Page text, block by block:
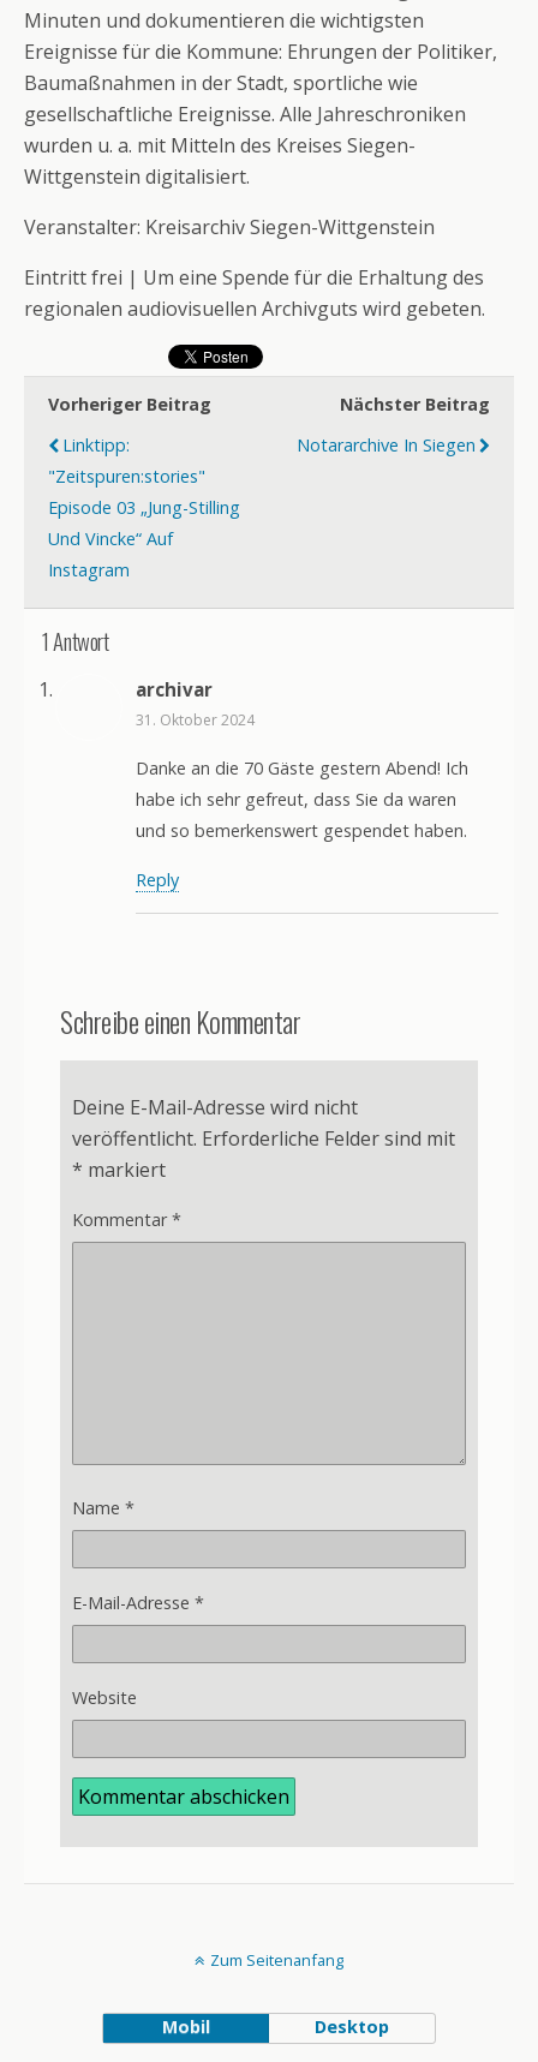
Minuten und dokumentieren die wichtigsten
Ereignisse für die Kommune: Ehrungen der Politiker,
Baumaßnahmen in der Stadt, sportliche wie
gesellschaftliche Ereignisse. Alle Jahreschroniken
wurden u. a. mit Mitteln des Kreises Siegen-
Wittgenstein digitalisiert.
Veranstalter: Kreisarchiv Siegen-Wittgenstein
Eintritt frei | Um eine Spende für die Erhaltung des
regionalen audiovisuellen Archivguts wird gebeten.
Vorheriger Beitrag
Linktipp:
"zeitspuren:stories"
Episode 03 „Jung-Stilling
Und Vincke“ Auf
Instagram
Nächster Beitrag
Notararchive In Siegen
1 Antwort
archivar
31. Oktober 2024
Danke an die 70 Gäste gestern Abend! Ich
habe ich sehr gefreut, dass Sie da waren
und so bemerkenswert gespendet haben.
Reply
Schreibe einen Kommentar
Deine E-Mail-Adresse wird nicht
veröffentlicht. Erforderliche Felder sind mit
* markiert
Kommentar*
Name *
E-Mail-Adresse *
Website
Zum Seitenanfang
Mobil Desktop